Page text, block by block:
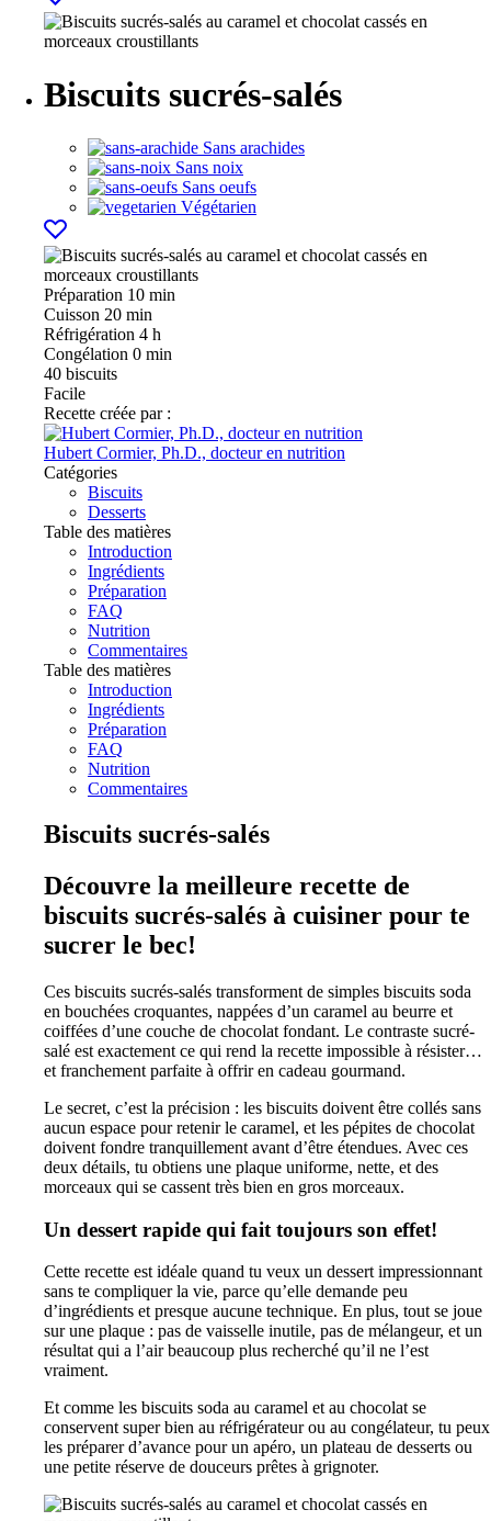
Biscuits sucrés-salés
Sans arachides
Sans noix
Sans oeufs
Végétarien
Préparation 10 min
Cuisson 20 min
Réfrigération 4 h
Congélation 0 min
40 biscuits
Facile
Recette créée par :
Hubert Cormier, Ph.D., docteur en nutrition
Catégories
Biscuits
Desserts
Table des matières
Introduction
Ingrédients
Préparation
FAQ
Nutrition
Commentaires
Table des matières
Introduction
Ingrédients
Préparation
FAQ
Nutrition
Commentaires
Biscuits sucrés-salés
Découvre la meilleure recette de
biscuits sucrés-salés à cuisiner pour te
sucrer le bec!
Ces biscuits sucrés-salés transforment de simples biscuits soda
en bouchées croquantes, nappées d’un caramel au beurre et
coiffées d’une couche de chocolat fondant. Le contraste sucré-
salé est exactement ce qui rend la recette impossible à résister…
et franchement parfaite à offrir en cadeau gourmand.
Le secret, c’est la précision : les biscuits doivent être collés sans
aucun espace pour retenir le caramel, et les pépites de chocolat
doivent fondre tranquillement avant d’être étendues. Avec ces
deux détails, tu obtiens une plaque uniforme, nette, et des
morceaux qui se cassent très bien en gros morceaux.
Un dessert rapide qui fait toujours son effet!
Cette recette est idéale quand tu veux un dessert impressionnant
sans te compliquer la vie, parce qu’elle demande peu
d’ingrédients et presque aucune technique. En plus, tout se joue
sur une plaque : pas de vaisselle inutile, pas de mélangeur, et un
résultat qui a l’air beaucoup plus recherché qu’il ne l’est
vraiment.
Et comme les biscuits soda au caramel et au chocolat se
conservent super bien au réfrigérateur ou au congélateur, tu peux
les préparer d’avance pour un apéro, un plateau de desserts ou
une petite réserve de douceurs prêtes à grignoter.